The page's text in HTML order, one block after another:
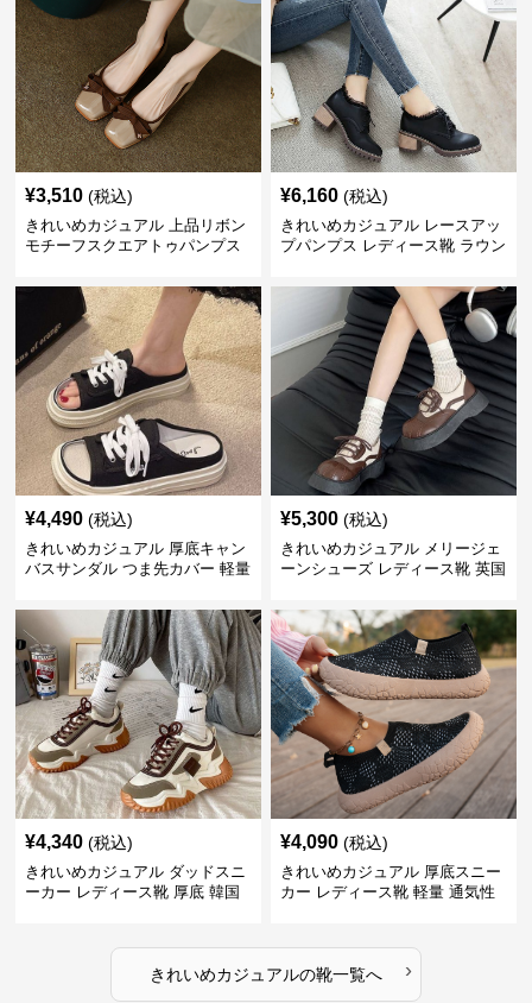
¥3,510 (税込)
きれいめカジュアル 上品リボン
モチーフスクエアトゥパンプス
¥6,160 (税込)
きれいめカジュアル レースアッ
プパンプス レディース靴 ラウン
上品 カジュアルシューズ
¥4,490 (税込)
きれいめカジュアル 厚底キャン
バスサンダル つま先カバー 軽量
アルシューズ
¥5,300 (税込)
きれいめカジュアル メリージェ
ーンシューズ レディース靴 英国
ラシカル フラットパンプス
¥4,340 (税込)
きれいめカジュアル ダッドスニ
ーカー レディース靴 厚底 韓国
¥4,090 (税込)
きれいめカジュアル 厚底スニー
カー レディース靴 軽量 通気性
きれいめカジュアルの靴一覧へ ›